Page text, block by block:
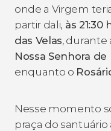
onde a Virgem
partir dali, às 21:30
das Velas, durante
Nossa Senhora de
enquanto o
Nesse momento
praça do